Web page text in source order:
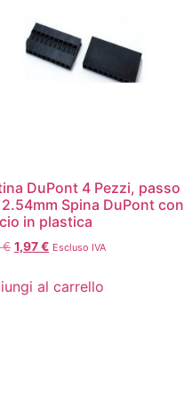
DuPont 4 Pezzi, passo
2.54mm Spina DuPont con
in plastica
€ 1,97€ Escluso IVA
al carrello